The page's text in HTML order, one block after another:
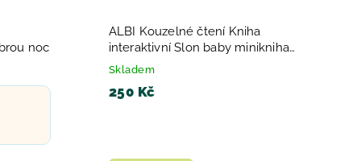
noc
ALBI Kouzelné čtení Kniha
interaktivní Slon baby minikniha
tvarovaná
Skladem
250 Kč